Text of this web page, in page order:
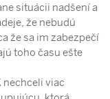
situácii nadšení a
že nebudú
že sa im zabezpečí
toho času ešte
nechceli viac